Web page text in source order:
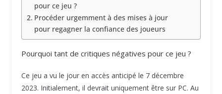
pour ce jeu ?
Procéder urgemment à des mises à jour
pour regagner la confiance des joueurs
Pourquoi tant de critiques négatives pour ce jeu ?
Ce jeu a vu le jour en accès anticipé le 7 décembre
2023. Initialement, il devrait uniquement être sur PC. Au